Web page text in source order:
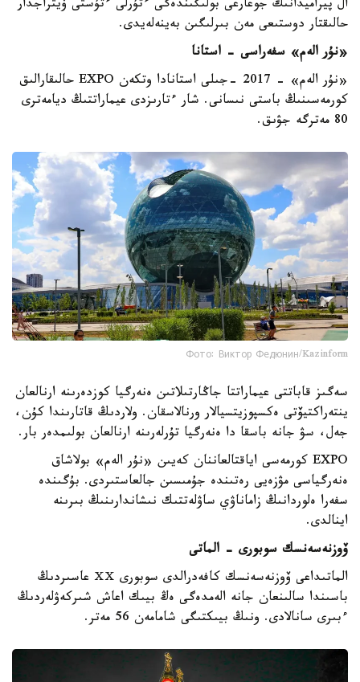
ال پيراميدانىڭ جوعارعى بولىگىندەگى ءتۇرلى ءتۇستى ۆيتراجدار
حالىقتار دوستىعى مەن بىرلىگىن بەينەلەيدى.
«نۇر الەم» سفەراسى - استانا
«نۇر الەم» - 2017 -جىلى استانادا وتكەن EXPO حالىقارالىق
كورمەسىنىڭ باستى نىسانى. شار ءتارىزدى عيماراتتىڭ ديامەترى
80 مەترگە جۋىق.
Фото: Виктор Федюнин/Kazinform
سەگىز قاباتتى عيماراتتا جاڭارتىلاتىن ەنەرگيا كوزدەرىنە ارنالعان
ينتەراكتيۆتى ەكسپوزيتسيالار ورنالاسقان. ولاردىڭ قاتارىندا كۇن،
جەل، سۋ جانە باسقا دا ەنەرگيا تۇرلەرىنە ارنالعان بولىمدەر بار.
EXPO كورمەسى اياقتالعاننان كەيىن «نۇر الەم» بولاشاق
ەنەرگياسى مۋزەيى رەتىندە جۇمىسىن جالعاستىردى. بۇگىندە
سفەرا ەلوردانىڭ زاماناۋي ساۋلەتتىك نىشاندارىنىڭ بىرىنە
اينالدى.
ۆوزنەسەنسك سوبورى - الماتى
الماتىداعى ۆوزنەسەنسك كافەدرالدى سوبورى ⅩⅩ عاسىردىڭ
باسىندا سالىنعان جانە الەمدەگى ەڭ بيىك اعاش شىركەۋلەردىڭ
ءبىرى سانالادى. ونىڭ بيىكتىگى شامامەن 56 مەتر.